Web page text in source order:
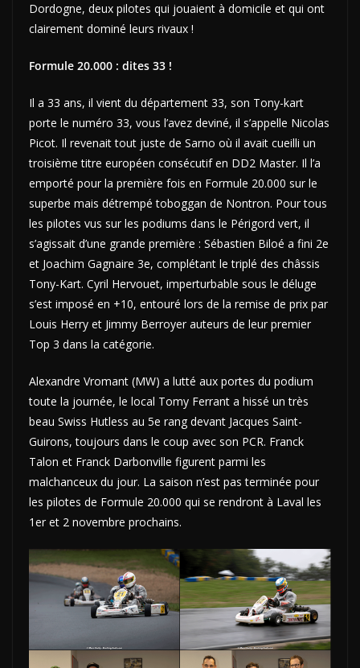
Dordogne, deux pilotes qui jouaient à domicile et qui ont
clairement dominé leurs rivaux !
Formule 20.000 : dites 33 !
Il a 33 ans, il vient du département 33, son Tony-kart
porte le numéro 33, vous l’avez deviné, il s’appelle Nicolas
Picot. Il revenait tout juste de Sarno où il avait cueilli un
troisième titre européen consécutif en DD2 Master. Il l’a
emporté pour la première fois en Formule 20.000 sur le
superbe mais détrempé toboggan de Nontron. Pour tous
les pilotes vus sur les podiums dans le Périgord vert, il
s’agissait d’une grande première : Sébastien Biloé a fini 2e
et Joachim Gagnaire 3e, complétant le triplé des châssis
Tony-Kart. Cyril Hervouet, imperturbable sous le déluge
s’est imposé en +10, entouré lors de la remise de prix par
Louis Herry et Jimmy Berroyer auteurs de leur premier
Top 3 dans la catégorie.
Alexandre Vromant (MW) a lutté aux portes du podium
toute la journée, le local Tomy Ferrant a hissé un très
beau Swiss Hutless au 5e rang devant Jacques Saint-
Guirons, toujours dans le coup avec son PCR. Franck
Talon et Franck Darbonville figurent parmi les
malchanceux du jour. La saison n’est pas terminée pour
les pilotes de Formule 20.000 qui se rendront à Laval les
1er et 2 novembre prochains.